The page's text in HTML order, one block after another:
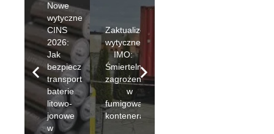
Nowe
wytyczne
CINS
2026:
Jak
bezpiecznie
transportować
baterie
litowo-
jonowe
w
Zaktualizowane
wytyczne
IMO:
Śmiertelne
zagrożenie
w
fumigowanych
kontenerach